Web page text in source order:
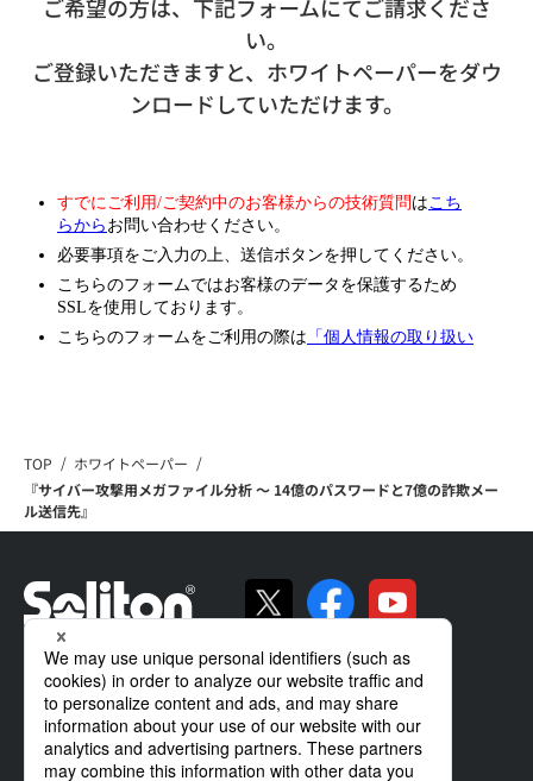
ご希望の方は、下記フォームにてご請求くださ
い。
ご登録いただきますと、ホワイトペーパーをダウ
ンロードしていただけます。
TOP
ホワイトペーパー
『サイバー攻撃用メガファイル分析 ～ 14億のパスワードと7億の詐欺メー
ル送信先』
ソリトンの強み
製品・サービス
導入事例